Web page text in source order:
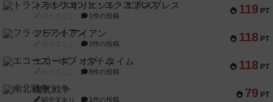
119 PT
トランスオリエント・エクスプレス
1件の投稿
118 PT
フラットアイアン
2件の投稿
118 PT
エコーズ・オブ・タイム
8件の投稿
79 PT
南北戦争
紹介文あり 1件の投稿